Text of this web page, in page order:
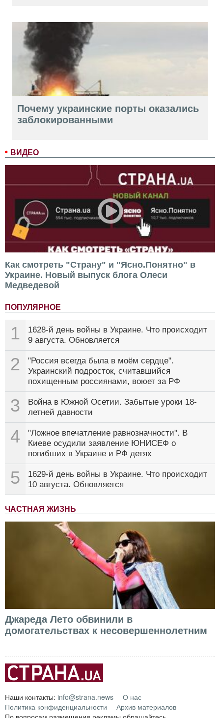
ВИДЕО
Как смотреть "Страну" и "Ясно.Понятно" в
Украине. Новый выпуск блога Олеси
Медведевой
ПОПУЛЯРНОЕ
1
1628-й день войны в Украине. Что происходит
9 августа. Обновляется
2
"Россия всегда была в моём сердце".
Украинский подросток, считавшийся
похищенным россиянами, воюет за РФ
3
Война в Южной Осетии. Забытые уроки 18-
летней давности
4
"Ложное впечатление равнозначности". В
Киеве осудили заявление ЮНИСЕФ о
погибших в Украине и РФ детях
5
1629-й день войны в Украине. Что происходит
10 августа. Обновляется
ЧАСТНАЯ ЖИЗНЬ
Джареда Лето обвинили в
домогательствах к несовершеннолетним
Почему украинские порты оказались
заблокированными
Наши контакты: info@strana.news
О нас
Политика конфиденциальности
Архив материалов